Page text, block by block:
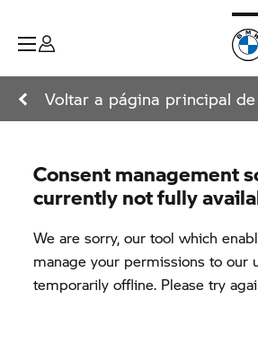
Voltar a página principal